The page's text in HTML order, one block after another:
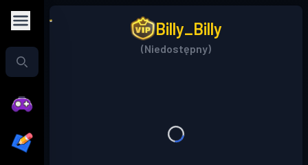
Billy_Billy
(Niedostępny)